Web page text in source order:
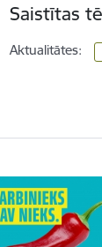
Saistītas
Aktualitātes: